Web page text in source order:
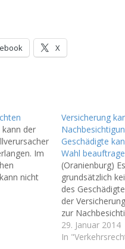
X
der
Im
nicht
Versicherung
Geschädigte
Wahl
(Oranienburg)
grundsätzlich
des
der
zur
überlassen.
Lübeck am
29. Januar 2014
In